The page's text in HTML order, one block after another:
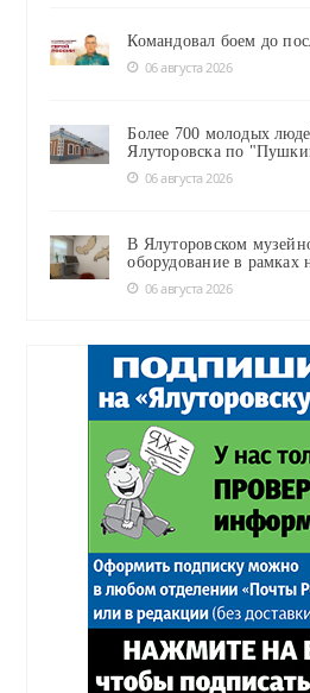
Командовал боем до
06 августа 2026
Более 700 молодых
Ялуторовска по
06 августа 2026
В Ялуторовском
оборудование в рамках
06 августа 2026